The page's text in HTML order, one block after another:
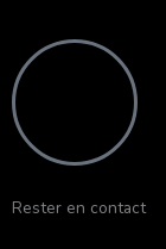
Rester en contact